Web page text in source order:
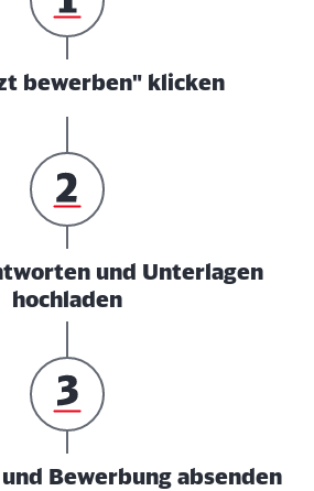
bewerben" klicken
und Unterlagen
hochladen
Bewerbung absenden